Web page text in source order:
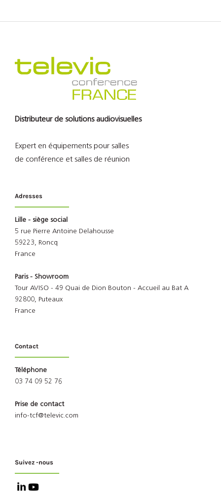
Distributeur de solutions audiovisuelles
Expert en équipements pour salles
de conférence et salles de réunion
Adresses
Lille - siège social
5 rue Pierre Antoine Delahousse
59223, Roncq
France
Paris - Showroom
Tour AVISO - 49 Quai de Dion Bouton - Accueil au Bat A
92800, Puteaux
France
Contact
Téléphone
03 74 09 52 76
Prise de contact
info-tcf@televic.com
Suivez -nous